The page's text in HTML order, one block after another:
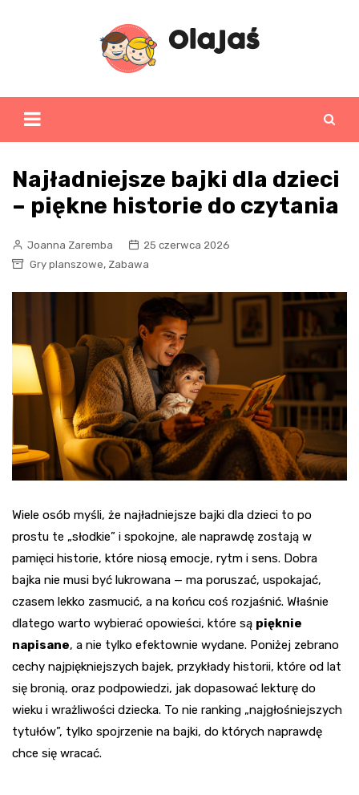
Najładniejsze bajki dla dzieci
– piękne historie do czytania
Joanna Zaremba
25 czerwca 2026
Gry planszowe, Zabawa
Wiele osób myśli, że najładniejsze bajki dla dzieci to po
prostu te „słodkie” i spokojne, ale naprawdę zostają w
pamięci historie, które niosą emocje, rytm i sens. Dobra
bajka nie musi być lukrowana — ma poruszać, uspokajać,
czasem lekko zasmucić, a na końcu coś rozjaśnić. Właśnie
dlatego warto wybierać opowieści, które są pięknie
napisane, a nie tylko efektownie wydane. Poniżej zebrano
cechy najpiękniejszych bajek, przykłady historii, które od lat
się bronią, oraz podpowiedzi, jak dopasować lekturę do
wieku i wrażliwości dziecka. To nie ranking „najgłośniejszych
tytułów”, tylko spojrzenie na bajki, do których naprawdę
chce się wracać.